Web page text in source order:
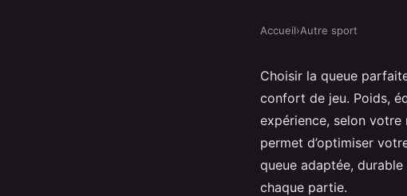
Top critères pour
queue de billard
9 min de lecture
Accueil›Autre sport
Choisir la queue
confort de jeu. Poids,
expérience, selon
permet d’optimiser
queue adaptée,
chaque partie.